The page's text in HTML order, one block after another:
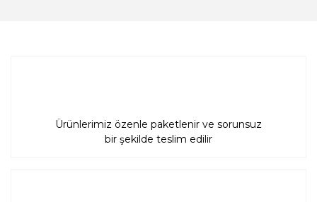
Ürünlerimiz özenle paketlenir ve sorunsuz
bir şekilde teslim edilir